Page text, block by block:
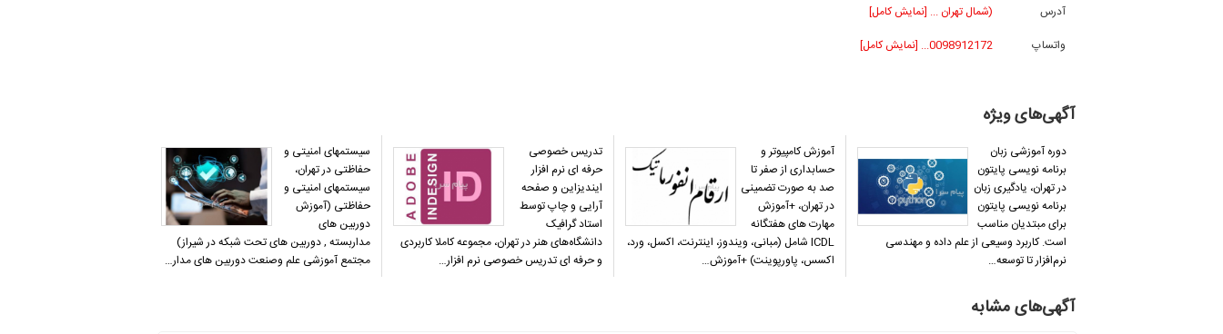
آدرس
(شمال تهران ... [نمایش کامل]
واتساپ
0098912172... [نمایش کامل]
آگهی‌های ویژه
دوره آموزشی زبان
برنامه نویسی پایتون
در تهران، یادگیری زبان
برنامه نویسی پایتون
برای مبتدیان مناسب
است. کاربرد وسیعی از علم داده و مهندسی
نرم‌افزار تا توسعه…
آموزش کامپیوتر و
حسابداری از صفر تا
صد به صورت تضمینی
در تهران، +آموزش
مهارت های هفتگانه
ICDL شامل (مبانی، ویندوز، اینترنت، اکسل، ورد،
اکسس، پاورپوینت) +آموزش…
تدریس خصوصی
حرفه ای نرم افزار
ایندیزاین و صفحه
آرایی و چاپ توسط
استاد گرافیک
دانشگاه‌های هنر در تهران، مجموعه کاملا کاربردی
و حرفه ای تدریس خصوصی نرم افزار…
سیستمهای امنیتی و
حفاظتی در تهران،
سیستمهای امنیتی و
حفاظتی (آموزش
دوربین های
مداربسته , دوربین های تحت شبکه در شیراز)
مجتمع آموزشی علم وصنعت دوربین های مدار…
آگهی‌های مشابه